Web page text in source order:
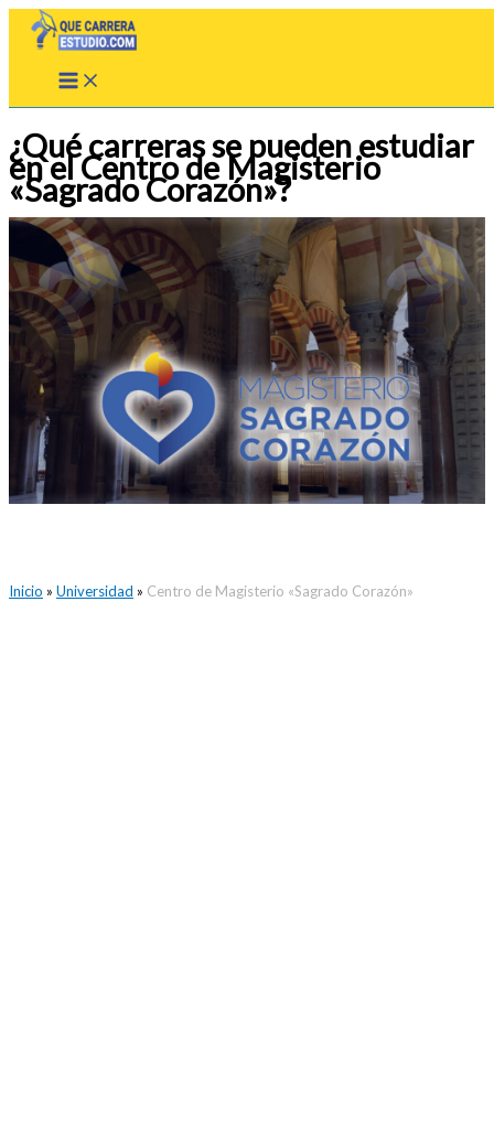
¿Qué carreras se pueden estudiar
en el Centro de Magisterio
«Sagrado Corazón»?
Inicio » Universidad » Centro de Magisterio «Sagrado Corazón»